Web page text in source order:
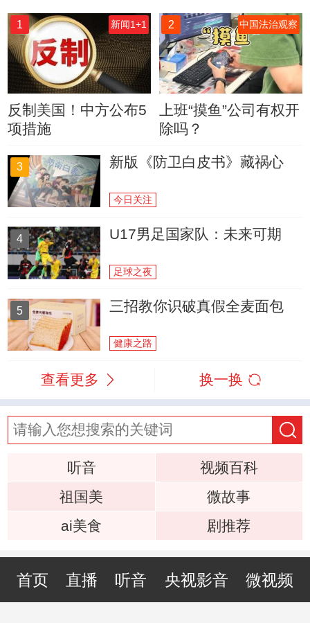
1 新闻1+1
反制美国！中方公布5
项措施
2 中国法治观察
上班“摸鱼”公司有权开
除吗？
3 新版《防卫白皮书》藏祸心
今日关注
4 U17男足国家队：未来可期
足球之夜
5 三招教你识破真假全麦面包
健康之路
查看更多 换一换
听音
视频百科
祖国美
微故事
ai美食
剧推荐
首页 直播 听音 央视影音 微视频